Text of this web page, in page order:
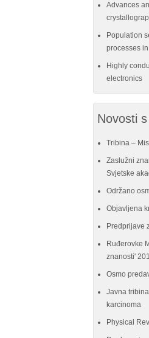
Advances
Population
processes
Highly
electronics
Novosti
Tribina –
Zaslužni
Svjetske
Održano
Objavljena
Predprijave
Ruđerovke
znanosti'
Osmo
Javna
karcinoma
Physical